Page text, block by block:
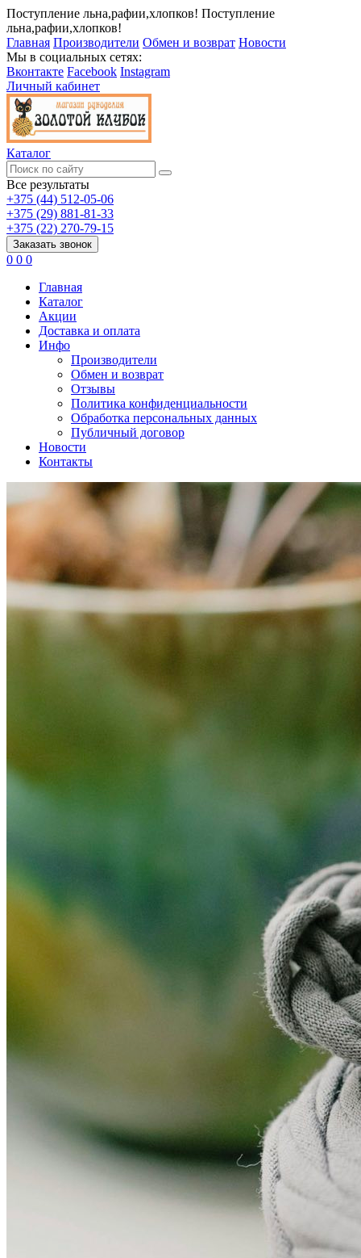
Поступление льна,рафии,хлопков! Поступление
льна,рафии,хлопков!
Главная Производители Обмен и возврат Новости
Мы в социальных сетях:
Вконтакте Facebook Instagram
Личный кабинет
Каталог
Все результаты
+375 (44) 512-05-06
+375 (29) 881-81-33
+375 (22) 270-79-15
Заказать звонок
0 0 0
Главная
Каталог
Акции
Доставка и оплата
Инфо
Производители
Обмен и возврат
Отзывы
Политика конфиденциальности
Обработка персональных данных
Публичный договор
Новости
Контакты